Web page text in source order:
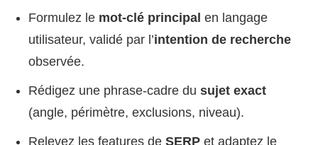
Formulez le mot-clé principal en langage
utilisateur, validé par l’intention de recherche
observée.
Rédigez une phrase-cadre du sujet exact
(angle, périmètre, exclusions, niveau).
Relevez les features de SERP et adaptez le